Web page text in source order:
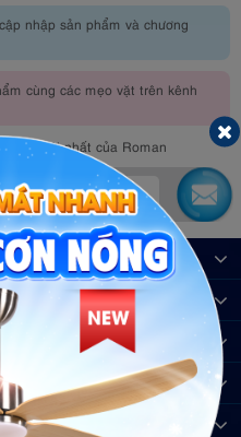
nhập sản phẩm và chương
cùng các mẹo vặt trên kênh
tin mới nhất của Roman